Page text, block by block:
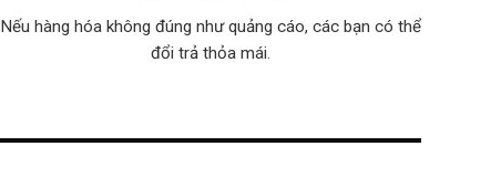
Nếu hàng hóa không đúng như quảng cáo, các bạn có thể
đổi trả thỏa mái.